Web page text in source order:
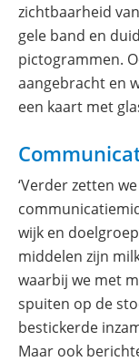
zichtbaarheid
gele band en
pictogrammen.
aangebracht en
een kaart met
‘Verder zetten
wijk en
middelen zijn
waarbij we met
spuiten op de
bestickerde
Maar ook